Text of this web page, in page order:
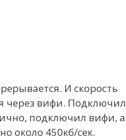
И скорость
через вифи. Подключил
подключил вифи, а
около 450кб/сек.